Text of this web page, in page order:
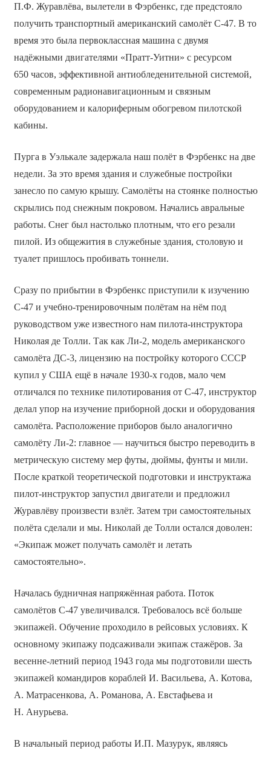
П.Ф. Журавлёва, вылетели в Фэрбенкс, где предстояло
получить транспортный американский самолёт С-47. В то
время это была первоклассная машина с двумя
надёжными двигателями «Пратт-Уитни» с ресурсом
650 часов, эффективной антиобледенительной системой,
современным радионавигационным и связным
оборудованием и калориферным обогревом пилотской
кабины.
Пурга в Уэлькале задержала наш полёт в Фэрбенкс на две
недели. За это время здания и служебные постройки
занесло по самую крышу. Самолёты на стоянке полностью
скрылись под снежным покровом. Начались авральные
работы. Снег был настолько плотным, что его резали
пилой. Из общежития в служебные здания, столовую и
туалет пришлось пробивать тоннели.
Сразу по прибытии в Фэрбенкс приступили к изучению
С-47 и учебно-тренировочным полётам на нём под
руководством уже известного нам пилота-инструктора
Николая де Толли. Так как Ли-2, модель американского
самолёта ДС-3, лицензию на постройку которого СССР
купил у США ещё в начале 1930-х годов, мало чем
отличался по технике пилотирования от С-47, инструктор
делал упор на изучение приборной доски и оборудования
самолёта. Расположение приборов было аналогично
самолёту Ли-2: главное — научиться быстро переводить в
метрическую систему мер футы, дюймы, фунты и мили.
После краткой теоретической подготовки и инструктажа
пилот-инструктор запустил двигатели и предложил
Журавлёву произвести взлёт. Затем три самостоятельных
полёта сделали и мы. Николай де Толли остался доволен:
«Экипаж может получать самолёт и летать
самостоятельно».
Началась будничная напряжённая работа. Поток
самолётов С-47 увеличивался. Требовалось всё больше
экипажей. Обучение проходило в рейсовых условиях. К
основному экипажу подсаживали экипаж стажёров. За
весенне-летний период 1943 года мы подготовили шесть
экипажей командиров кораблей И. Васильева, А. Котова,
А. Матрасенкова, А. Романова, А. Евстафьева и
Н. Анурьева.
В начальный период работы И.П. Мазурук, являясь